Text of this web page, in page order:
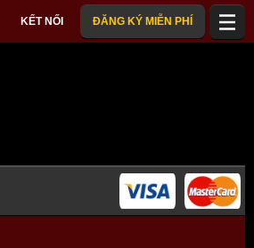
KẾT NỐI ĐĂNG KÝ MIỄN PHÍ